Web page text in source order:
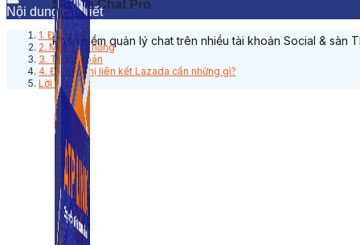
Simple Chat Pro
Phần mềm quản lý chat trên nhiều tài khoản Social & sàn
Nội dung bài viết
1. Đăng ký​
2. Mức hoa hồng
3. Thanh toán
​4. Để tiếp thị liên kết Lazada cần những gì?
​Lời kết